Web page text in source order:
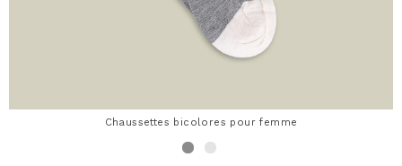
Chaussettes bicolores pour femme